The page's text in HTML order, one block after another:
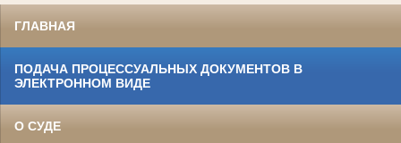
ГЛАВНАЯ
ПОДАЧА ПРОЦЕССУАЛЬНЫХ ДОКУМЕНТОВ В
ЭЛЕКТРОННОМ ВИДЕ
О СУДЕ